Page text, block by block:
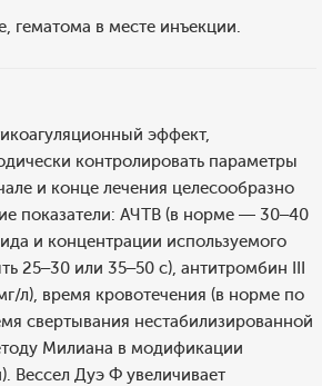
гематома в месте инъекции.
эффект,
контролировать параметры
и конце лечения целесообразно
показатели: АЧТВ (в норме — 30–40
и концентрации используемого
25–30 или 35–50 с), антитромбин III
л), время кровотечения (в норме по
свертывания нестабилизированной
Милиана в модификации
Дуэ Ф увеличивает